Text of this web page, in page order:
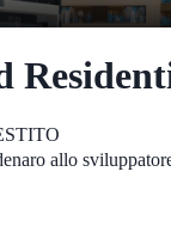
allo